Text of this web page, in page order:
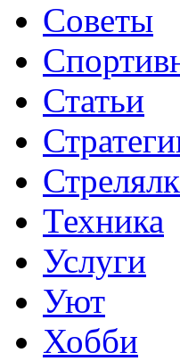
Советы
Статьи
Техника
Услуги
Уют
Хобби